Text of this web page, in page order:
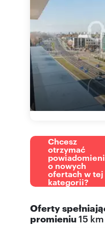
Chcesz
otrzymać
o nowych
ofertach w tej
kategorii?
Oferty
promieniu15 km